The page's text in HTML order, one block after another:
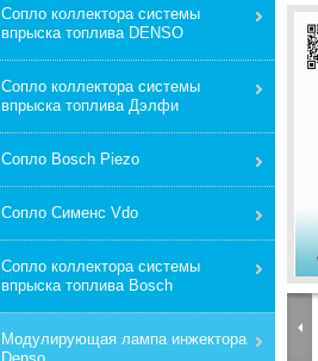
Сопло коллектора системы
впрыска топлива DENSO
Сопло коллектора системы
впрыска топлива Дэлфи
Сопло Bosch Piezo
Сопло Сименс Vdo
Сопло коллектора системы
впрыска топлива Bosch
Модулирующая лампа инжектора